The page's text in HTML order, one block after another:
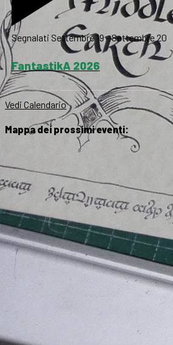
Segnalati Settembre 19-Settembre 20
FantastikA 2026
Vedi Calendario
Mappa dei prossimi eventi: